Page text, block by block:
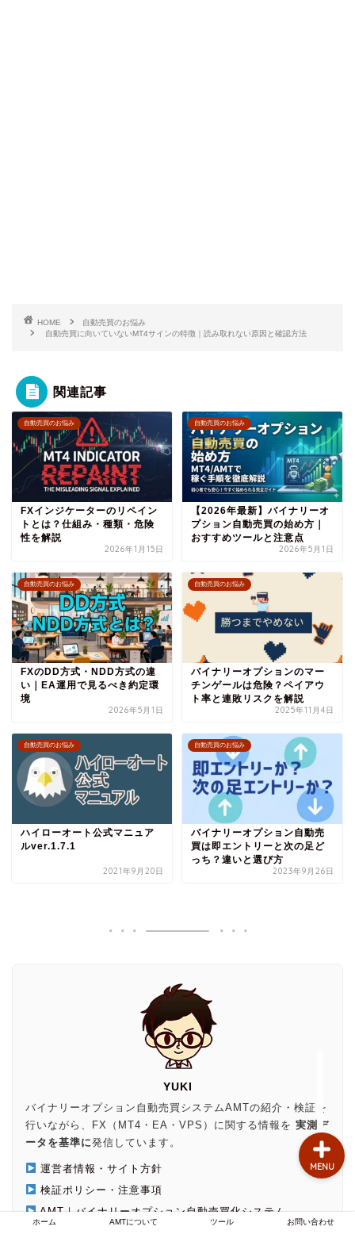
HOME
自動売買のお悩み
自動売買に向いていないMT4サインの特徴｜読み取れない原因と確認方法
関連記事
自動売買のお悩み
FXインジケーターのリペイン
トとは？仕組み・種類・危険
性を解説
2026年1月15日
自動売買のお悩み
【2026年最新】バイナリーオ
プション自動売買の始め方｜
おすすめツールと注意点
2026年5月1日
自動売買のお悩み
FXのDD方式・NDD方式の違
い｜EA運用で見るべき約定環
境
2026年5月1日
自動売買のお悩み
バイナリーオプションのマー
チンゲールは危険？ペイアウ
ト率と連敗リスクを解説
2025年11月4日
自動売買のお悩み
ハイローオート公式マニュア
ルver.1.7.1
2021年9月20日
自動売買のお悩み
バイナリーオプション自動売
買は即エントリーと次の足ど
っち？違いと選び方
2023年9月26日
YUKI
バイナリーオプション自動売買システムAMTの紹介・検証を
行いながら、FX（MT4・EA・VPS）に関する情報を 実測デ
ータを基準に発信しています。
運営者情報・サイト方針
検証ポリシー・注意事項
AMT｜バイナリーオプション自動売買化システム
ホーム AMTについて ツール お問い合わせ
MENU
自動売買のお悩み
MT4のお悩み